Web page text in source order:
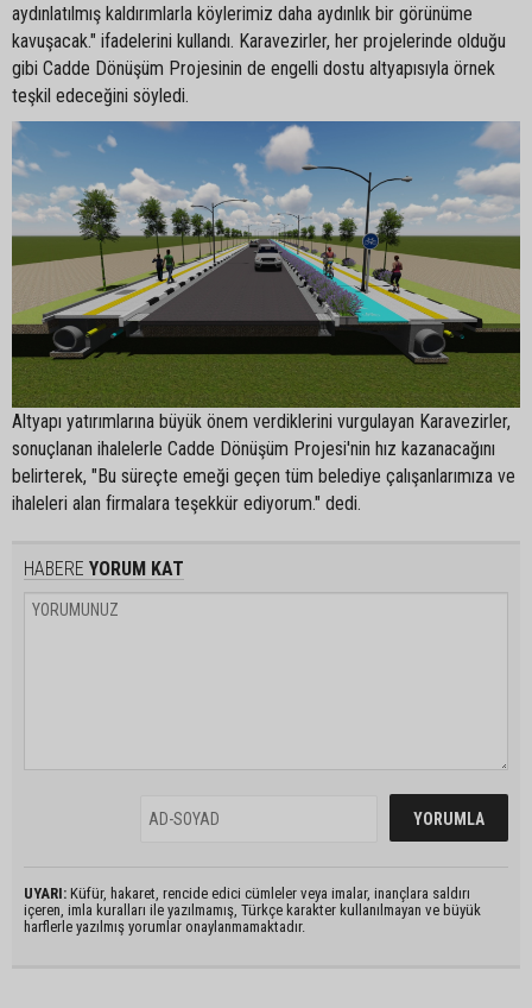
aydınlatılmış kaldırımlarla köylerimiz daha aydınlık bir görünüme
kavuşacak." ifadelerini kullandı. Karavezirler, her projelerinde olduğu
gibi Cadde Dönüşüm Projesinin de engelli dostu altyapısıyla örnek
teşkil edeceğini söyledi.
Altyapı yatırımlarına büyük önem verdiklerini vurgulayan Karavezirler,
sonuçlanan ihalelerle Cadde Dönüşüm Projesi'nin hız kazanacağını
belirterek, "Bu süreçte emeği geçen tüm belediye çalışanlarımıza ve
ihaleleri alan firmalara teşekkür ediyorum." dedi.
HABERE YORUM KAT
UYARI: Küfür, hakaret, rencide edici cümleler veya imalar, inançlara saldırı
içeren, imla kuralları ile yazılmamış, Türkçe karakter kullanılmayan ve büyük
harflerle yazılmış yorumlar onaylanmamaktadır.